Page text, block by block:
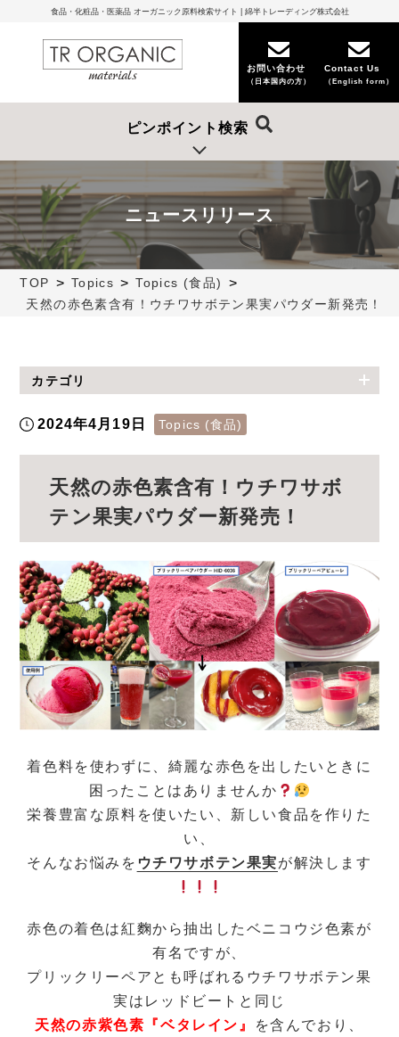
食品・化粧品・医薬品 オーガニック原料検索サイト | 綿半トレーディング株式会社
お問い合わせ
（日本国内の方）
Contact Us
（English form）
ピンポイント検索
ニュースリリース
TOP > Topics > Topics (食品) >
天然の赤色素含有！ウチワサボテン果実パウダー新発売！
2024年4月19日 Topics (食品)
天然の赤色素含有！ウチワサボ
テン果実パウダー新発売！
着色料を使わずに、綺麗な赤色を出したいときに
困ったことはありませんか
栄養豊富な原料を使いたい、新しい食品を作りた
い、
そんなお悩みを ウチワサボテン果実が解決します
赤色の着色は紅麴から抽出したベニコウジ色素が
有名ですが、
プリックリーペアとも呼ばれるウチワサボテン果
実はレッドビートと同じ
天然の赤紫色素『ベタレイン』
を含んでおり、
カテゴリ